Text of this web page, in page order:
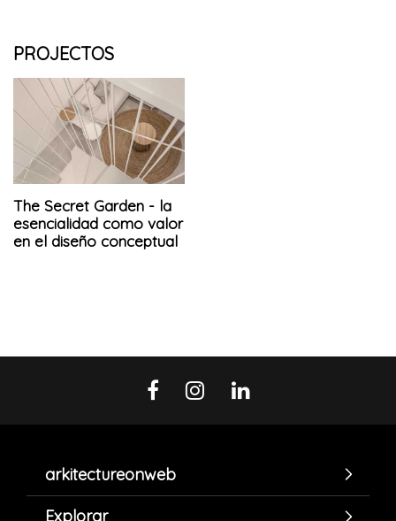
PROJECTOS
The Secret Garden - la
esencialidad como valor
en el diseño conceptual
arkitectureonweb
Explorar